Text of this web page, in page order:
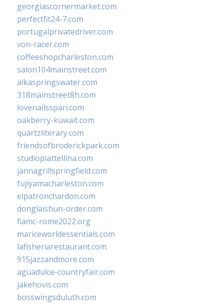
georgiascornermarket.com
perfectfit24-7.com
portugalprivatedriver.com
von-racer.com
coffeeshopcharleston.com
salon104mainstreet.com
alkaspringswater.com
318mainstreet8h.com
lovenailsspari.com
oakberry-kuwait.com
quartzliterary.com
friendsofbroderickpark.com
studiopiattellina.com
jannagrillspringfield.com
fujiyamacharleston.com
elpatronchardon.com
donglaishun-order.com
fiamc-rome2022.org
mariceworldessentials.com
lafisheriarestaurant.com
915jazzandmore.com
aguadulce-countryfair.com
jakehovis.com
bosswingsduluth.com